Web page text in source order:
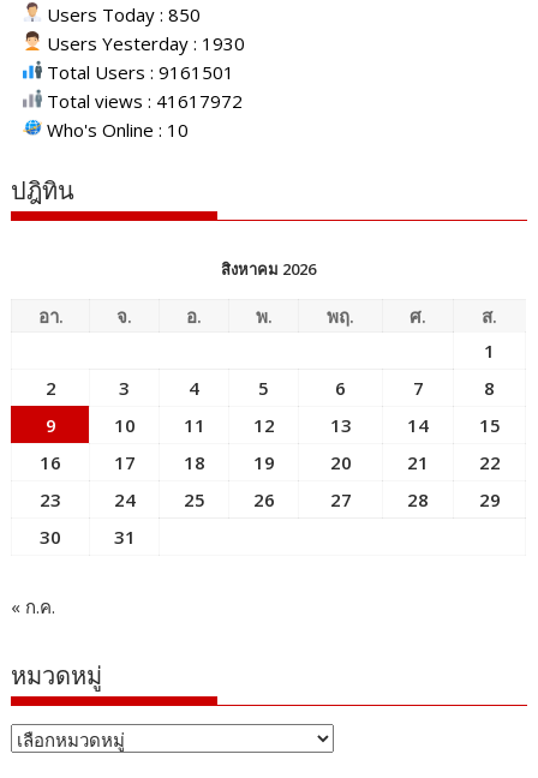
Users Today : 850
Users Yesterday : 1930
Total Users : 9161501
Total views : 41617972
Who's Online : 10
ปฎิทิน
สิงหาคม 2026
อา. จ. อ. พ. พฤ. ศ.
ส.
1
2
3 4 5 6 7
8
9
10 11 12 13 14
15
16
17 18 19 20 21
22
23
24 25 26 27 28
29
30
31
« ก.ค.
หมวดหมู่
หมวด